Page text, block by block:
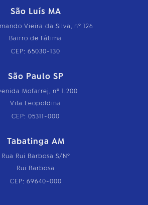
São Luís MA
Vieira da Silva, nº 126
Bairro de Fátima
CEP: 65030-130
São Paulo SP
Mofarrej, nº 1.200
Vila Leopoldina
CEP: 05311-000
Tabatinga AM
Rua Rui Barbosa S/Nº
Rui Barbosa
CEP: 69640-000